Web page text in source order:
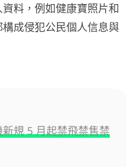
料，例如健康寶照片和
成侵犯公民個人信息與
規 5 月起禁飛禁售禁